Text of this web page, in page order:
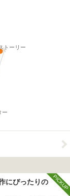
トーリー
ー
にぴったりの PICKUP